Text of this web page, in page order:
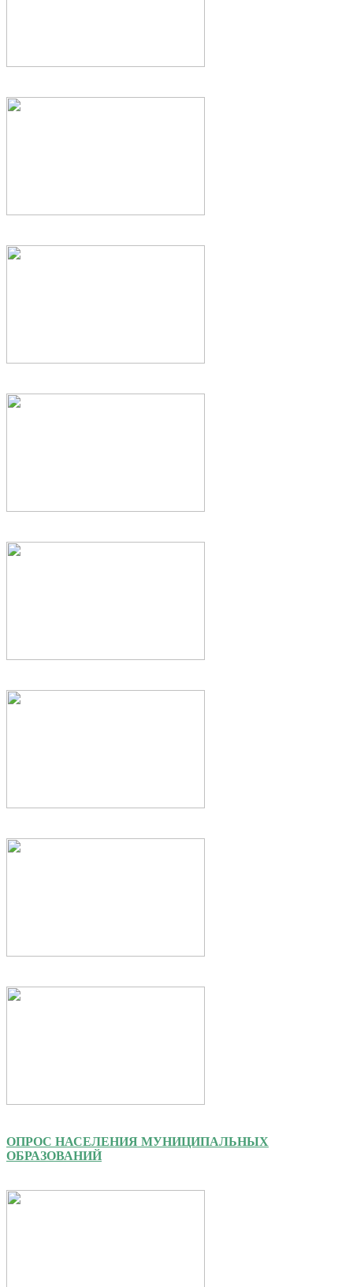
ОПРОС НАСЕЛЕНИЯ МУНИЦИПАЛЬНЫХ
ОБРАЗОВАНИЙ